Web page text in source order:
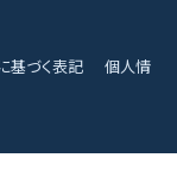
基づく表記
個人情